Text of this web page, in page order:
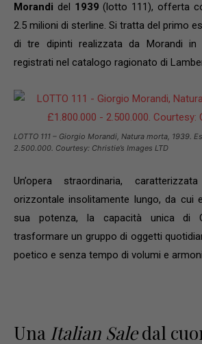
Morandi del 1939 (lotto 111), offerta
2.5 milioni di sterline. Si tratta del primo
di tre dipinti realizzata da Morandi
registrati nel catalogo ragionato di
LOTTO 111 – Giorgio Morandi, Natura morta, 1939.
2.500.000. Courtesy: Christie’s Images LTD
Un’opera straordinaria,
orizzontale insolitamente lungo, da cui
sua potenza, la capacità unica di
trasformare un gruppo di oggetti
poetico e senza tempo di volumi e
Una Italian Saledal